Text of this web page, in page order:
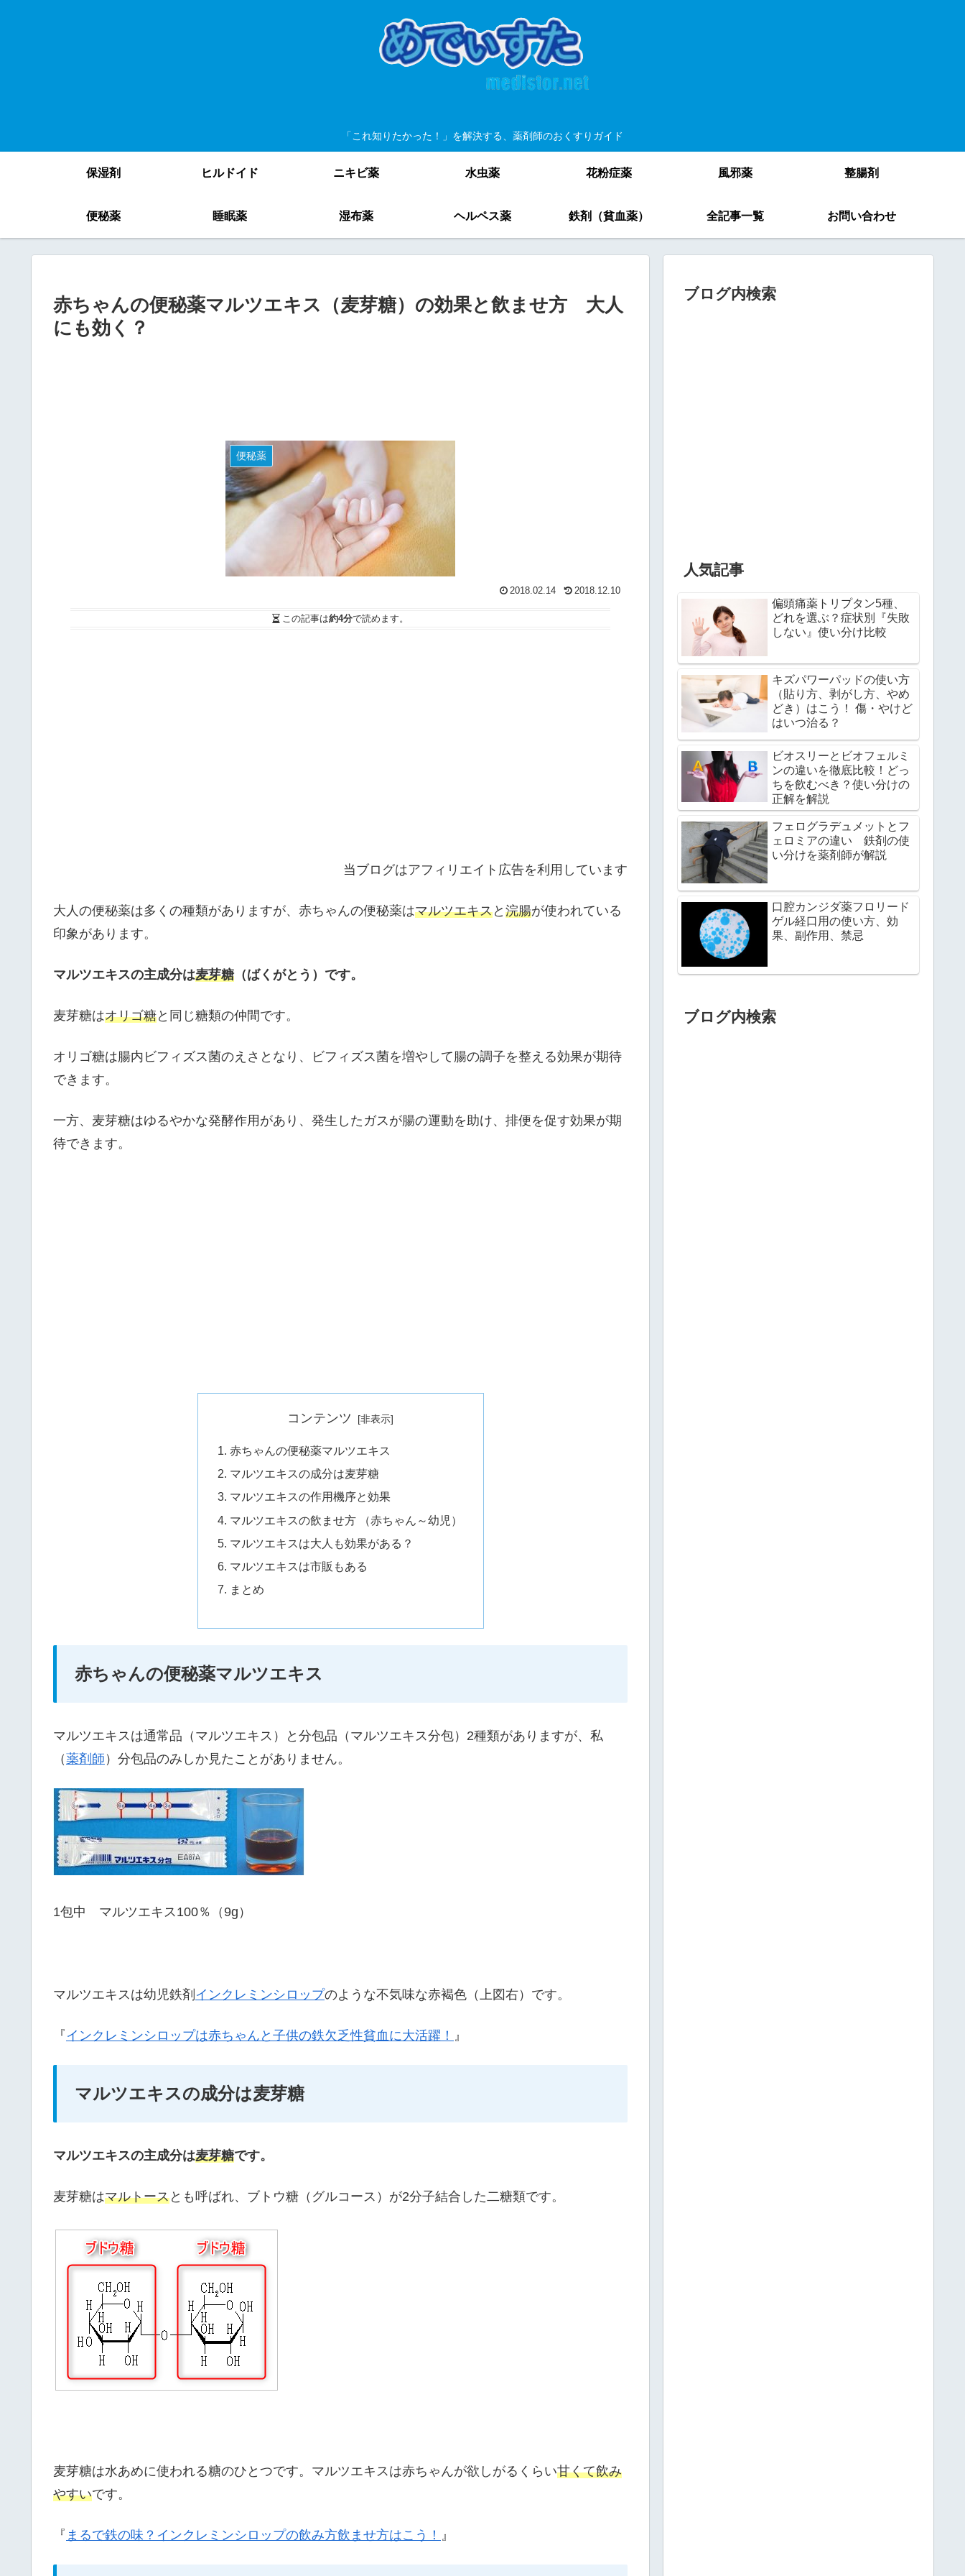
「これ知りたかった！」を解決する、薬剤師のおくすりガイド
保湿剤 ヒルドイド ニキビ薬 水虫薬 花粉症薬 風邪薬 整腸剤
便秘薬 睡眠薬 湿布薬 ヘルペス薬 鉄剤（貧血薬） 全記事一覧 お問い合わせ
赤ちゃんの便秘薬マルツエキス（麦芽糖）の効果と飲ませ方 大人
にも効く？
便秘薬
2018.02.14 2018.12.10
この記事は約4分で読めます。
当ブログはアフィリエイト広告を利用しています
大人の便秘薬は多くの種類がありますが、赤ちゃんの便秘薬はマルツエキスと 浣腸が使われている
印象があります。
マルツエキスの主成分は麦芽糖（ばくがとう）です。
麦芽糖はオリゴ糖と同じ糖類の仲間です。
オリゴ糖は腸内ビフィズス菌のえさとなり、ビフィズス菌を増やして腸の調子を整える効果が期待
できます。
一方、麦芽糖はゆるやかな発酵作用があり、発生したガスが腸の運動を助け、排便を促す効果が期
待できます。
コンテンツ
赤ちゃんの便秘薬マルツエキス
マルツエキスの成分は麦芽糖
マルツエキスの作用機序と効果
マルツエキスの飲ませ方 （赤ちゃん～幼児）
マルツエキスは大人も効果がある？
マルツエキスは市販もある
まとめ
赤ちゃんの便秘薬マルツエキス
マルツエキスは通常品（マルツエキス）と分包品（マルツエキス分包）2種類がありますが、私
（薬剤師 ）分包品のみしか見たことがありません。
1包中 マルツエキス100％（9g）
マルツエキスは幼児鉄剤 インクレミンシロップのような不気味な赤褐色（上図右）です。
『 インクレミンシロップは赤ちゃんと子供の鉄欠乏性貧血に大活躍！ 』
マルツエキスの成分は麦芽糖
マルツエキスの主成分は麦芽糖です。
麦芽糖はマルトースとも呼ばれ、ブトウ糖（グルコース）が2分子結合した二糖類です。
麦芽糖は水あめに使われる糖のひとつです。マルツエキスは赤ちゃんが欲しがるくらい甘くて飲み
やすいです。
『 まるで鉄の味？インクレミンシロップの飲み方飲ませ方はこう！ 』
ブログ内検索
人気記事
偏頭痛薬トリプタン5種、
どれを選ぶ？症状別『失敗
しない』使い分け比較
キズパワーパッドの使い方
（貼り方、剥がし方、やめ
どき）はこう！ 傷・やけど
はいつ治る？
ビオスリーとビオフェルミ
ンの違いを徹底比較！どっ
ちを飲むべき？使い分けの
正解を解説
フェログラデュメットとフ
ェロミアの違い 鉄剤の使
い分けを薬剤師が解説
口腔カンジダ薬フロリード
ゲル経口用の使い方、効
果、副作用、禁忌
ブログ内検索